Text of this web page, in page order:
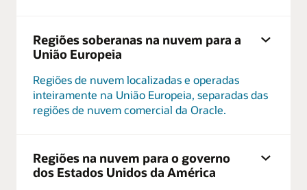
Regiões soberanas na nuvem para a
União Europeia
Regiões de nuvem localizadas e operadas
inteiramente na União Europeia, separadas das
regiões de nuvem comercial da Oracle.
Regiões na nuvem para o governo
dos Estados Unidos da América